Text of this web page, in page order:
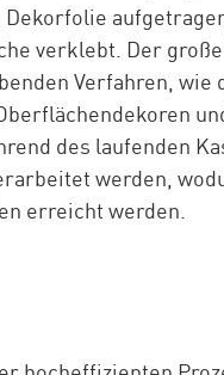
verklebt. Der
Verfahren,
des laufenden
werden,
erreicht werden.